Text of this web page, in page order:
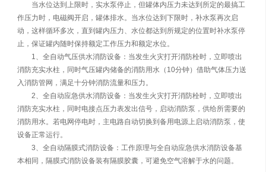
当水位达到上限时，实水泵停止，但罐体内压力未达到所定的最搞工
作压力时，电磁阀开启，罐体排水。当水位达到下限时，补水泵再次启
动，这样循环多次，直到罐内压力、水位都达到所规定的位置时补水泵停
止，保证罐内随时保持额定工作压力和额定水位。
1、全自动气压供水消防设备：当发生火灾打开消防栓时，立即喷出
消防充实水柱，同时气压罐内储备的消防用水（10分钟）借助气体压力送
入消防管网，满足十分钟消防流量和压力。
2、全自动应急供水消防设备：当发生火灾打开消防栓时，立即喷出
消防充实水柱，同时电接点压力表发出信号，启动消防泵，供给所需要的
消防用水。若电网停电时，主电路自动切换到备用电源上启动消防泵，使
设备正常运行。
3、全自动隔膜式消防设备：工作原理与全自动应急供水消防设备基
本相同，隔膜式消防设备装有隔膜胶囊，可避免空气溶解于水的问题。